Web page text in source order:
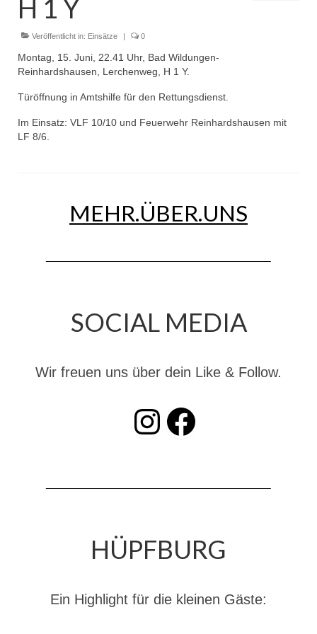
Dienstplan
Einsätze
Einsatzstichworte
Jugendfeuerwehr
Infos
25-jähriges Jubiläum Jugendfeuerwehr 2021
Dienstplan
Dienstplan Dekon-Zug
H 1 Y
Veröffentlicht in: Einsätze | 0
Montag, 15. Juni, 22.41 Uhr, Bad Wildungen-
Reinhardshausen, Lerchenweg, H 1 Y.
Türöffnung in Amtshilfe für den Rettungsdienst.
Im Einsatz: VLF 10/10 und Feuerwehr Reinhardshausen mit
LF 8/6.
MEHR.ÜBER.UNS
SOCIAL MEDIA
Wir freuen uns über dein Like & Follow.
INSTAGRAM Facebook
HÜPFBURG
Ein Highlight für die kleinen Gäste: